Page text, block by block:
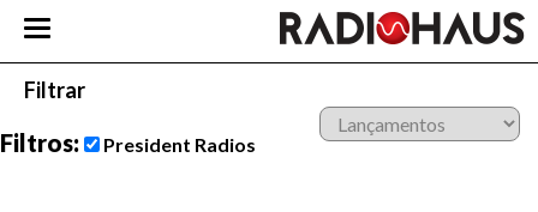
Filtrar
Filtros: President Radios